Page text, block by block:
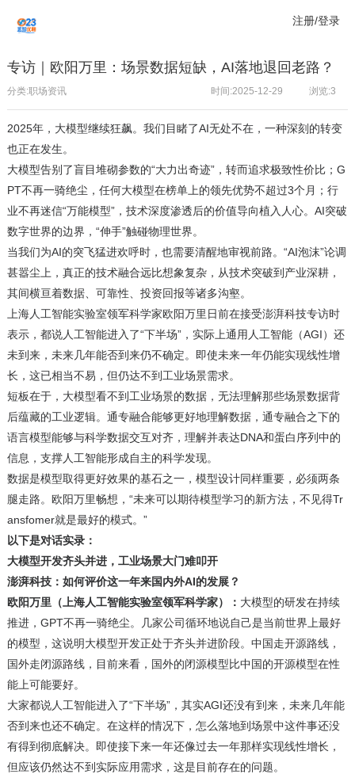
注册/登录
专访｜欧阳万里：场景数据短缺，AI落地退回老路？
分类:职场资讯 浏览:3
时间:2025-12-29
2025年，大模型继续狂飙。我们目睹了AI无处不在，一种深刻的转变
也正在发生。
大模型告别了盲目堆砌参数的“大力出奇迹”，转而追求极致性价比；G
PT不再一骑绝尘，任何大模型在榜单上的领先优势不超过3个月；行
业不再迷信“万能模型”，技术深度渗透后的价值导向植入人心。AI突破
数字世界的边界，“伸手”触碰物理世界。
当我们为AI的突飞猛进欢呼时，也需要清醒地审视前路。“AI泡沫”论调
甚嚣尘上，真正的技术融合远比想象复杂，从技术突破到产业深耕，
其间横亘着数据、可靠性、投资回报等诸多沟壑。
上海人工智能实验室领军科学家欧阳万里日前在接受澎湃科技专访时
表示，都说人工智能进入了“下半场”，实际上通用人工智能（AGI）还
未到来，未来几年能否到来仍不确定。即使未来一年仍能实现线性增
长，这已相当不易，但仍达不到工业场景需求。
短板在于，大模型看不到工业场景的数据，无法理解那些场景数据背
后蕴藏的工业逻辑。通专融合能够更好地理解数据，通专融合之下的
语言模型能够与科学数据交互对齐，理解并表达DNA和蛋白序列中的
信息，支撑人工智能形成自主的科学发现。
数据是模型取得更好效果的基石之一，模型设计同样重要，必须两条
腿走路。欧阳万里畅想，“未来可以期待模型学习的新方法，不见得Tr
ansfomer就是最好的模式。”
以下是对话实录：
大模型开发齐头并进，工业场景大门难叩开
澎湃科技：如何评价这一年来国内外AI的发展？
欧阳万里（上海人工智能实验室领军科学家）： 大模型的研发在持续
推进，GPT不再一骑绝尘。几家公司循环地说自己是当前世界上最好
的模型，这说明大模型开发正处于齐头并进阶段。中国走开源路线，
国外走闭源路线，目前来看，国外的闭源模型比中国的开源模型在性
能上可能要好。
大家都说人工智能进入了“下半场”，其实AGI还没有到来，未来几年能
否到来也还不确定。在这样的情况下，怎么落地到场景中这件事还没
有得到彻底解决。即使接下来一年还像过去一年那样实现线性增长，
但应该仍然达不到实际应用需求，这是目前存在的问题。